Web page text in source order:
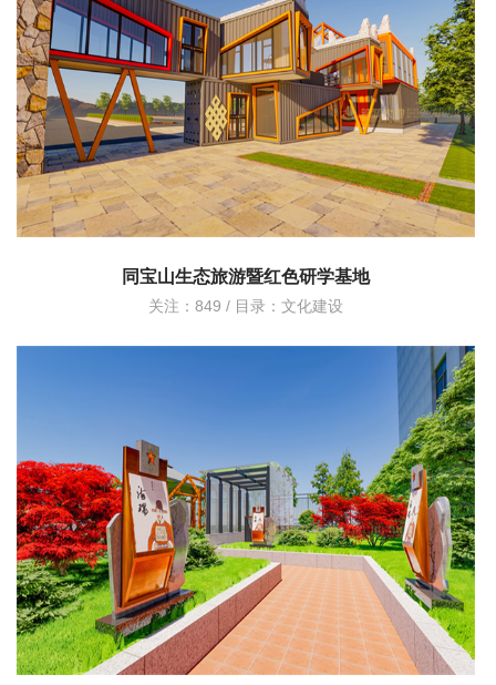
同宝山生态旅游暨红色研学基地
关注：849 / 目录： 文化建设